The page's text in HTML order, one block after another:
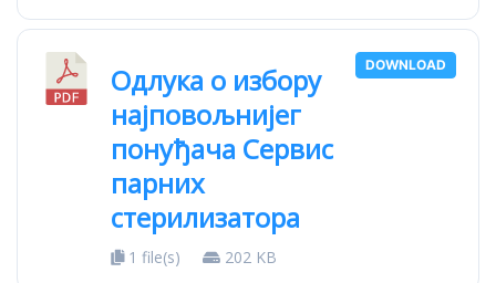
Oдлука о избору
најповољнијег
понуђача Сервис
парних
стерилизатора
1 file(s) 202 KB
DOWNLOAD